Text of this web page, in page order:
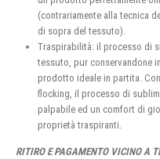
(contrariamente alla tecnica
di sopra del tessuto).
Traspirabilità: il processo di
tessuto, pur conservandone
prodotto ideale in partita.
flocking, il processo di
palpabile ed un comfort di
proprietà traspiranti.
RITIRO E PAGAMENTO VICINO A